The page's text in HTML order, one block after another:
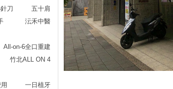
刀
五十肩
沄禾中醫
All-on-6全口重建
竹北ALL ON 4
一日植牙